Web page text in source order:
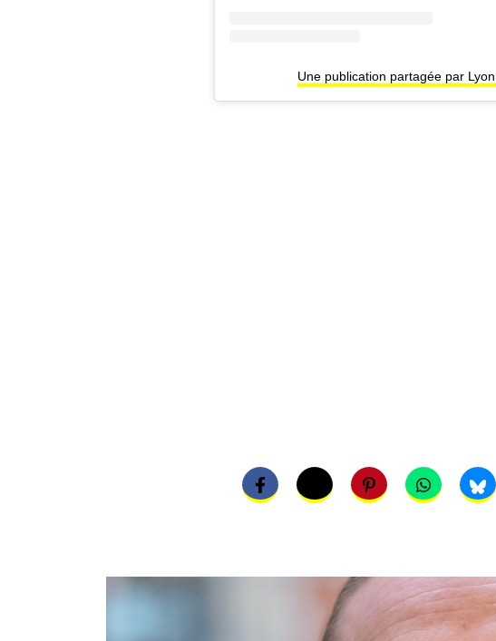
Une publication partagée par